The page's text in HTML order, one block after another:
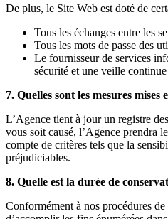
De plus, le Site Web est doté de
Tous les échanges entre les
Tous les mots de passe des
Le fournisseur de services
sécurité et une veille
7. Quelles sont les mesures
L’Agence tient à jour un registre
vous soit causé, l’Agence prendra
compte de critères tels que la
préjudiciables.
8. Quelle est la durée de
Conformément à nos procédures